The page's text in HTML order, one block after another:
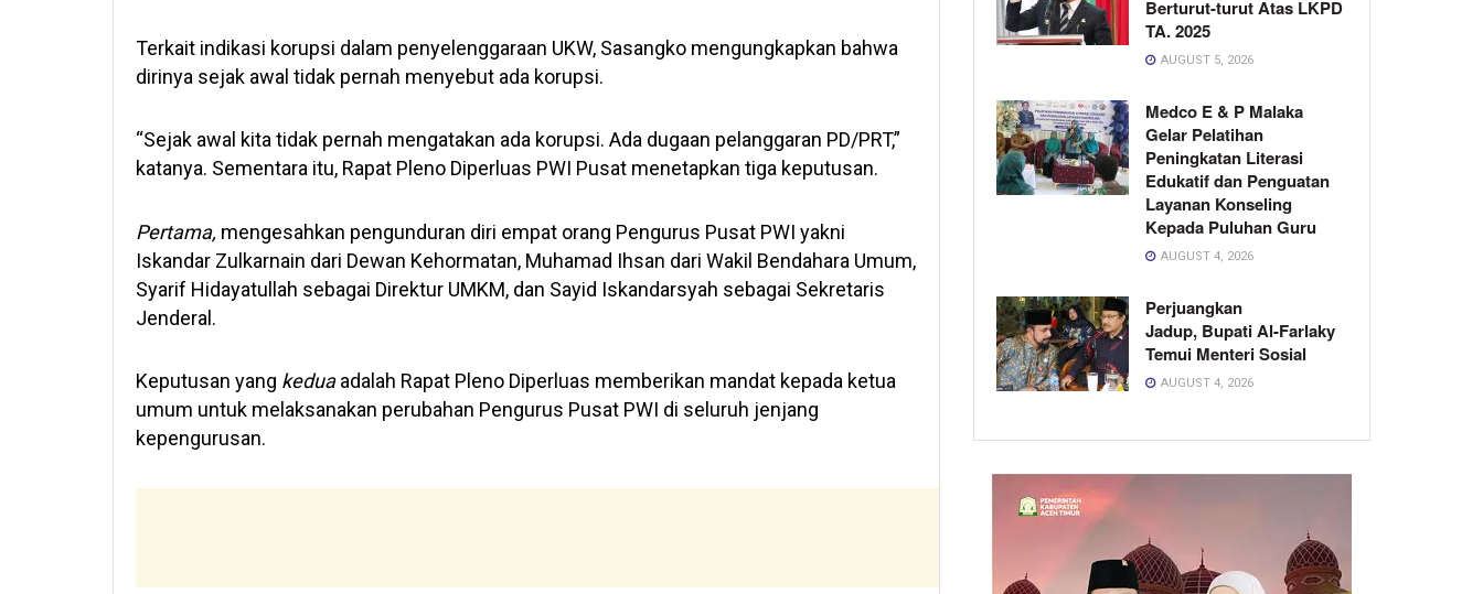
Terkait indikasi korupsi dalam penyelenggaraan UKW, Sasangko mengungkapkan bahwa
dirinya sejak awal tidak pernah menyebut ada korupsi.
“Sejak awal kita tidak pernah mengatakan ada korupsi. Ada dugaan pelanggaran PD/PRT,”
katanya. Sementara itu, Rapat Pleno Diperluas PWI Pusat menetapkan tiga keputusan.
Pertama, mengesahkan pengunduran diri empat orang Pengurus Pusat PWI yakni
Iskandar Zulkarnain dari Dewan Kehormatan, Muhamad Ihsan dari Wakil Bendahara Umum,
Syarif Hidayatullah sebagai Direktur UMKM, dan Sayid Iskandarsyah sebagai Sekretaris
Jenderal.
Keputusan yang keduaadalah Rapat Pleno Diperluas memberikan mandat kepada ketua
umum untuk melaksanakan perubahan Pengurus Pusat PWI di seluruh jenjang
kepengurusan.
Berturut-turut Atas LKPD
TA. 2025
AUGUST 5, 2026
Medco E & P Malaka
Gelar Pelatihan
Peningkatan Literasi
Edukatif dan Penguatan
Layanan Konseling
Kepada Puluhan Guru
AUGUST 4, 2026
Perjuangkan
Jadup, Bupati Al-Farlaky
Temui Menteri Sosial
AUGUST 4, 2026